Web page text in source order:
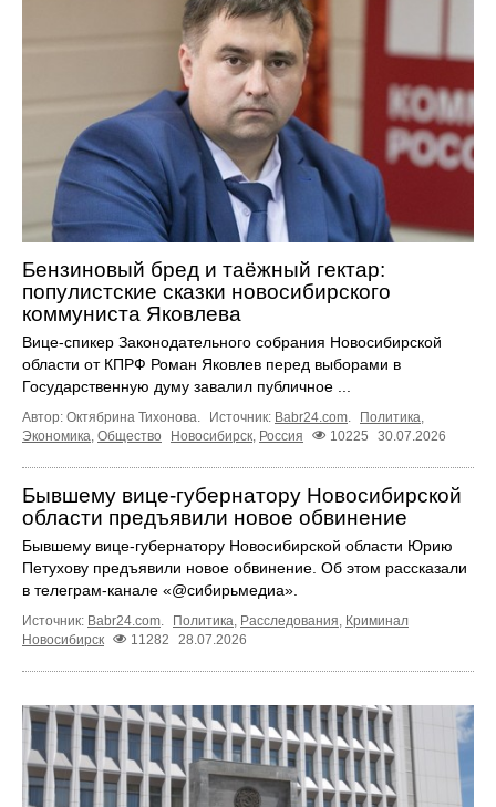
Бензиновый бред и таёжный гектар:
популистские сказки новосибирского
коммуниста Яковлева
Вице-спикер Законодательного собрания Новосибирской
области от КПРФ Роман Яковлев перед выборами в
Государственную думу завалил публичное ...
Автор: Октябрина Тихонова. Источник: Babr24.com Политика
Экономика Общество Новосибирск Россия 10225 30.07.2026
Бывшему вице-губернатору Новосибирской
области предъявили новое обвинение
Бывшему вице-губернатору Новосибирской области Юрию
Петухову предъявили новое обвинение. Об этом рассказали
в телеграм-канале «@сибирьмедиа».
Источник: Babr24.com Политика Расследования Криминал
Новосибирск
11282 28.07.2026